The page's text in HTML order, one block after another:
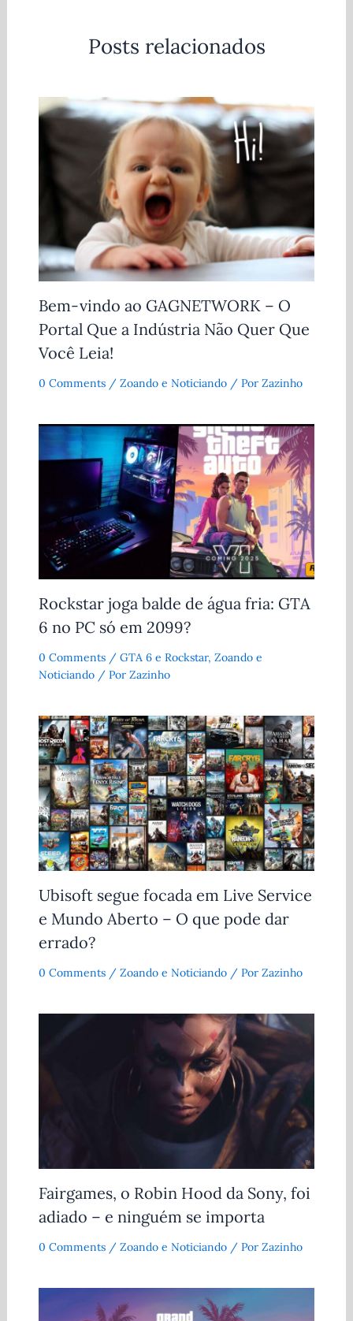
Posts relacionados
Bem-vindo ao GAGNETWORK – O
Portal Que a Indústria Não Quer Que
Você Leia!
0 Comments / Zoando e Noticiando/ Por Zazinho
Rockstar joga balde de água fria: GTA
6 no PC só em 2099?
0 Comments / GTA 6 e Rockstar, Zoando e
Noticiando/ Por Zazinho
Ubisoft segue focada em Live Service
e Mundo Aberto – O que pode dar
errado?
0 Comments / Zoando e Noticiando/ Por Zazinho
Fairgames, o Robin Hood da Sony, foi
adiado – e ninguém se importa
0 Comments / Zoando e Noticiando/ Por Zazinho